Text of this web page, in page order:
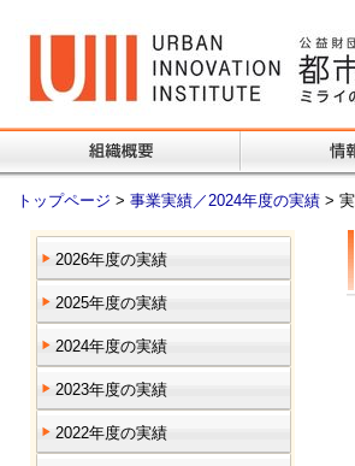
トップページ > 事業実績／2024年度の実績 >
2026年度の実績
2025年度の実績
2024年度の実績
2023年度の実績
2022年度の実績